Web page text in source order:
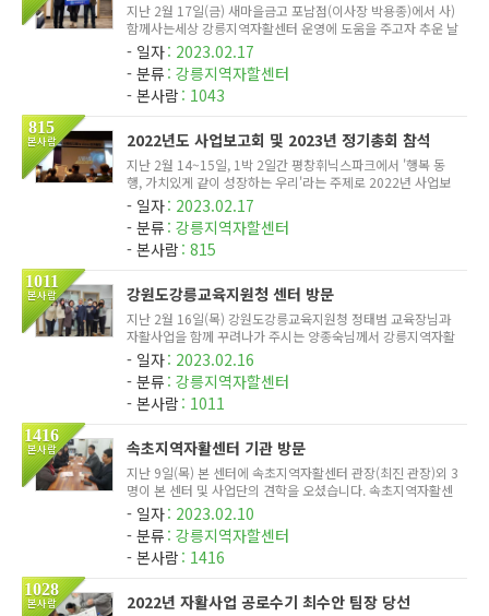
지난 2월 17일(금) 새마을금고 포남점(이사장 박용종)에서 사)
함께사는세상 강릉지역자활센터 운영에 도움을 주고자 추운 날
씨에도 직접 센터에 방문을 하시어 후원금을 전달해 주셨습니
다. 지속적인 나눔 실천에 너무 감사드리며 자활참여자의 자립
과 자활을 ...
일자 2023.02.17
분류 강릉지역자할센터
본사람 1043
815
본사람 2022년도 사업보고회 및 2023년 정기총회 참석
지난 2월 14~15일, 1박 2일간 평창휘닉스파크에서 '행복 동
행, 가치있게 같이 성장하는 우리'라는 주제로 2022년 사업보
고회 및 2023년 정기총회가 진행되었습니다. 이 자리를 빛내
주시기 위해 강원도내 지역자활센터 및 광역자활센터 종사자분
들이 한 자리에 ...
일자 2023.02.17
분류 강릉지역자할센터
본사람 815
1011
본사람 강원도강릉교육지원청 센터 방문
지난 2월 16일(목) 강원도강릉교육지원청 정태범 교육장님과
자활사업을 함께 꾸려나가 주시는 양종숙님께서 강릉지역자활
센터에 격려차 방문하셨습니다. 이명숙 센터장님과 자활사업담
당자(김상민, 최수안)가 자리를 함께하여 사업단에 관련된 설명
및 발전방...
일자 2023.02.16
분류 강릉지역자할센터
본사람 1011
1416
본사람 속초지역자활센터 기관 방문
지난 9일(목) 본 센터에 속초지역자활센터 관장(최진 관장)외 3
명이 본 센터 및 사업단의 견학을 오셨습니다. 속초지역자활센
터는 최근 법인이 사)속초기독교종합복지회로 변경되었으며,
이에 따라 다양한 사업을 추진할려는 의지를 보이고 있습니다.
본 센터 ...
일자 2023.02.10
분류 강릉지역자할센터
본사람 1416
1028
본사람 2022년 자활사업 공로수기 최수안 팀장 당선